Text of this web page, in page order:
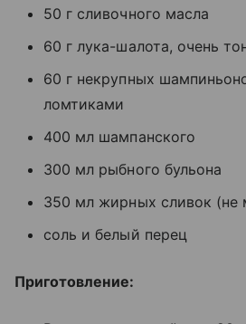
50 г сливочного масла
60 г лука-шалота, очень
60 г некрупных
ломтиками
400 мл шампанского
300 мл рыбного бульона
350 мл жирных сливок (не
соль и белый перец
Приготовление: